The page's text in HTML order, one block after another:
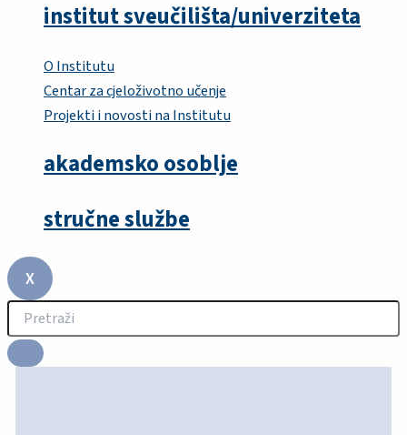
institut sveučilišta/univerziteta
O Institutu
Centar za cjeloživotno učenje
Projekti i novosti na Institutu
akademsko osoblje
stručne službe
X